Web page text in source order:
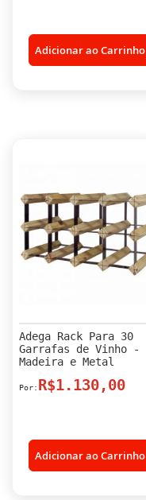
Adicionar ao Carrinho
Adega Rack Para 30
Garrafas de Vinho -
Madeira e Metal
R$1.130,00
Adicionar ao Carrinho